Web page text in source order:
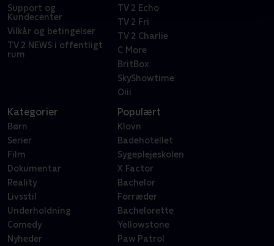
Support og
Kundecenter
Vilkår og betingelser
TV 2 NEWS i offentligt
rum
TV 2 Echo
TV 2 Fri
TV 2 Charlie
C More
BritBox
SkyShowtime
Oiii
Kategorier
Børn
Serier
Film
Dokumentar
Reality
Livsstil
Underholdning
Comedy
Nyheder
Populært
Klovn
Badehotellet
Sygeplejeskolen
X Factor
Bachelor
Forræder
Bachelorette
Yellowstone
Paw Patrol